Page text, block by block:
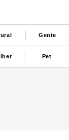
Gente
Pet